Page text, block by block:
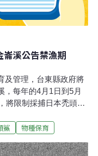
前也曾經參與新武
崙溪公告禁漁期
及管理，台東縣政府將
，每年的4月1日到5月
將限制採捕日本禿頭
時間，不要全年無休任
採捕或處理之限制或禁
鯊 物種保育